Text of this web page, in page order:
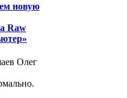
новую
Raw
Олег